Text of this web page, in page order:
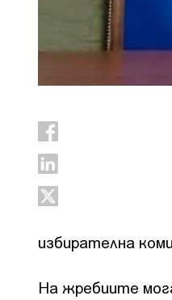
избирателна
На жребиите